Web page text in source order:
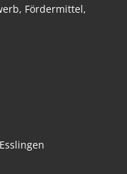
Fördermittel,